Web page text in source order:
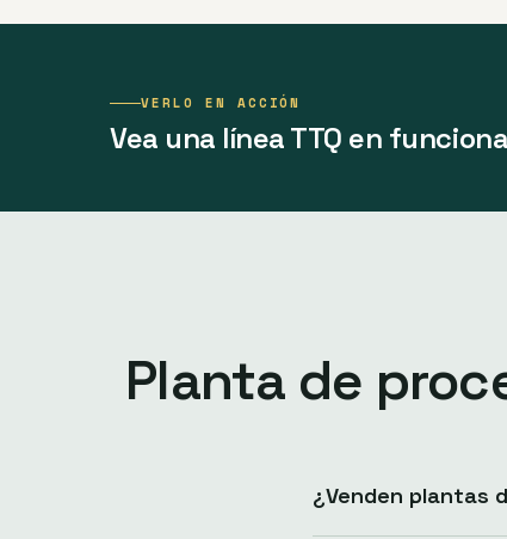
VERLO EN ACCIÓN
Vea una línea TTQ en
Planta de
¿Venden plantas